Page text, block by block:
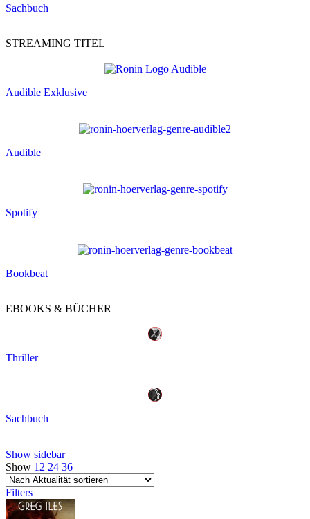
Sachbuch
STREAMING TITEL
Audible Exklusive
Audible
Spotify
Bookbeat
EBOOKS & BÜCHER
Thriller
Sachbuch
Show sidebar
Show 12 24 36
Filters